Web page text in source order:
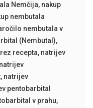
Nemčija, nakup
nembutala
nembutala v
(Nembutal),
recepta, natrijev
natrijev
, natrijev
pentobarbital
v prahu,